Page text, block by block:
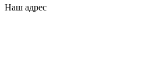
Наш адрес